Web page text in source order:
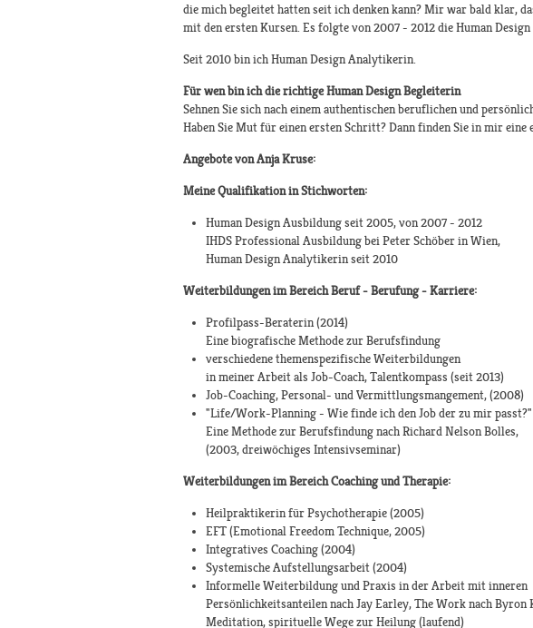
die mich begleitet hatten seit ich denken kann? Mir war bald klar,
mit den ersten Kursen. Es folgte von 2007 - 2012 die Human
Seit 2010 bin ich Human Design Analytikerin.
Für wen bin ich die richtige Human Design Begleiterin
Sehnen Sie sich nach einem authentischen beruflichen und
Haben Sie Mut für einen ersten Schritt? Dann finden Sie in mir
Angebote von Anja Kruse:
Meine Qualifikation in Stichworten:
Human Design Ausbildung seit 2005, von 2007 - 2012
IHDS Professional Ausbildung bei Peter Schöber in Wien,
Human Design Analytikerin seit 2010
Weiterbildungen im Bereich Beruf - Berufung - Karriere:
Profilpass-Beraterin (2014)
Eine biografische Methode zur Berufsfindung
verschiedene themenspezifische Weiterbildungen
in meiner Arbeit als Job-Coach, Talentkompass (seit 2013)
Job-Coaching, Personal- und Vermittlungsmangement, (2008)
"Life/Work-Planning - Wie finde ich den Job der zu mir passt?"
Eine Methode zur Berufsfindung nach Richard Nelson Bolles,
(2003, dreiwöchiges Intensivseminar)
Weiterbildungen im Bereich Coaching und Therapie:
Heilpraktikerin für Psychotherapie (2005)
EFT (Emotional Freedom Technique, 2005)
Integratives Coaching (2004)
Systemische Aufstellungsarbeit (2004)
Informelle Weiterbildung und Praxis in der Arbeit mit inneren
Persönlichkeitsanteilen nach Jay Earley, The Work nach Byron
Meditation, spirituelle Wege zur Heilung (laufend)